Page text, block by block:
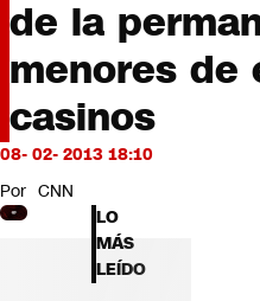
Cultura
Servicios
Bits
CNN tiempo
Futuro 360
de la
menores de
casinos
08- 02- 2013 18:10
Por CNN
LO
MÁS
LEÍDO